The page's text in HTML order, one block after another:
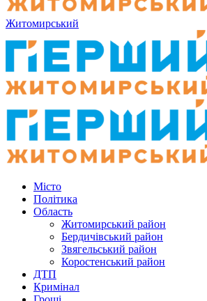
Житомирський
Місто
Політика
Область
Житомирський район
Бердичівський район
Звягельський район
Коростенський район
ДТП
Кримінал